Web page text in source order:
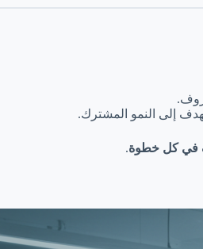
إلى النمو المشترك.
في كل خطوة.